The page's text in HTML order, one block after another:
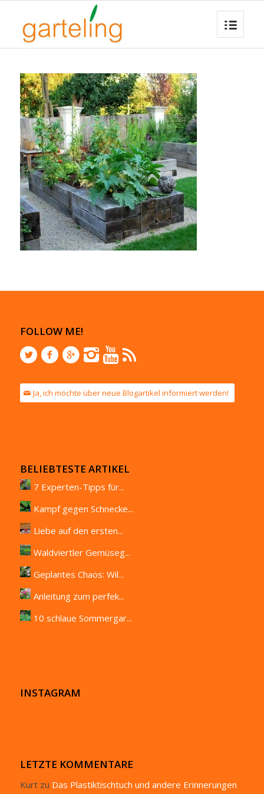
FOLLOW ME!
Ja, ich möchte über neue Blogartikel informiert werden!
BELIEBTESTE ARTIKEL
7 Experten-Tipps für...
Kampf gegen Schnecke...
Liebe auf den ersten...
Waldviertler Gemüseg...
Geplantes Chaos: Wil...
Anleitung zum perfek...
10 schlaue Sommergar...
INSTAGRAM
LETZTE KOMMENTARE
Kurtzu Das Plastiktischtuch und andere Erinnerungen